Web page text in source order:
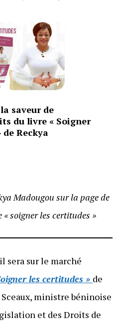
saveur de
du livre « Soigner
Reckya
Madougou sur la page de
soigner les certitudes »
sera sur le marché
les certitudes » de
Sceaux, ministre béninoise
et des Droits de